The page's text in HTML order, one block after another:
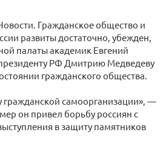
Гражданское общество и
развиты достаточно, убежден,
палаты академик Евгений
РФ Дмитрию Медведеву
гражданского общества.
гражданской самоорганизации», —
он привел борьбу россиян с
в защиту памятников